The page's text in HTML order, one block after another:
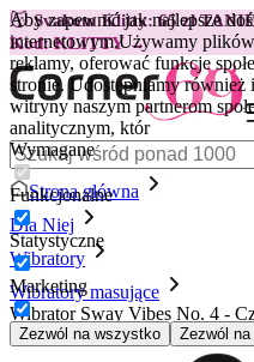
Aby zapewnić jak najlepsze
internetowym.Używamy
reklamy, oferować funkcje
stronie. Udostępniamy również
witryny naszym partnerom
analitycznym, któr
Wymagane
Funkcjonalne
Statystyczne
Marketing
Zezwól na wszystko Zezwól
😽Svakom Klitty: 65 zł
Kod: KLITTY →
Strona główna
Dla Niej
Wibratory
Wibratory masujące
Wibrator Sway Vibes No. 4 -